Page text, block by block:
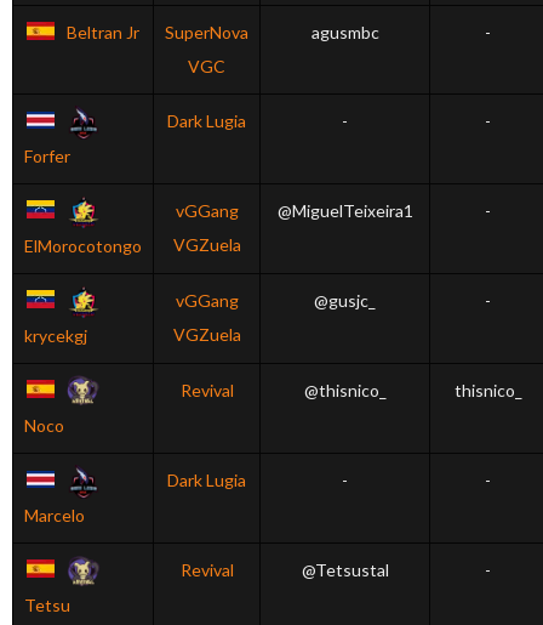
Beltran Jr
SuperNova
VGC
agusmbc -
Forfer
Dark Lugia - -
ElMorocotongo
vGGang
VGZuela
@MiguelTeixeira1 -
krycekgj
vGGang
VGZuela
@gusjc_ -
Noco
Revival @thisnico_ thisnico_
Marcelo
Dark Lugia - -
Tetsu
Revival @Tetsustal -